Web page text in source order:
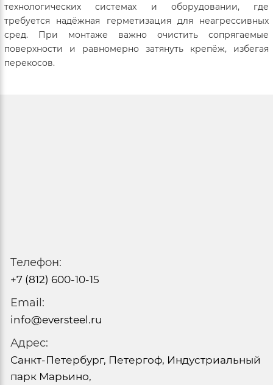
технологических системах и оборудовании, где
требуется надёжная герметизация для неагрессивных
сред. При монтаже важно очистить сопрягаемые
поверхности и равномерно затянуть крепёж, избегая
перекосов.
Телефон:
+7 (812) 600-10-15
Email:
info@eversteel.ru
Адрес:
Санкт-Петербург, Петергоф, Индустриальный
парк Марьино,